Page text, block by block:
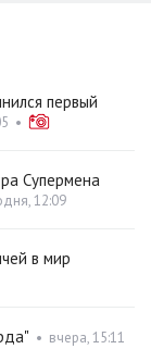
первый
•
Супермена
12:09
в мир
• вчера, 15:11